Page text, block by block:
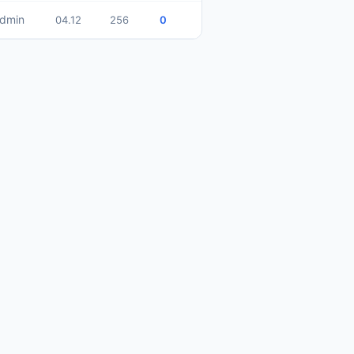
04.12 256 0